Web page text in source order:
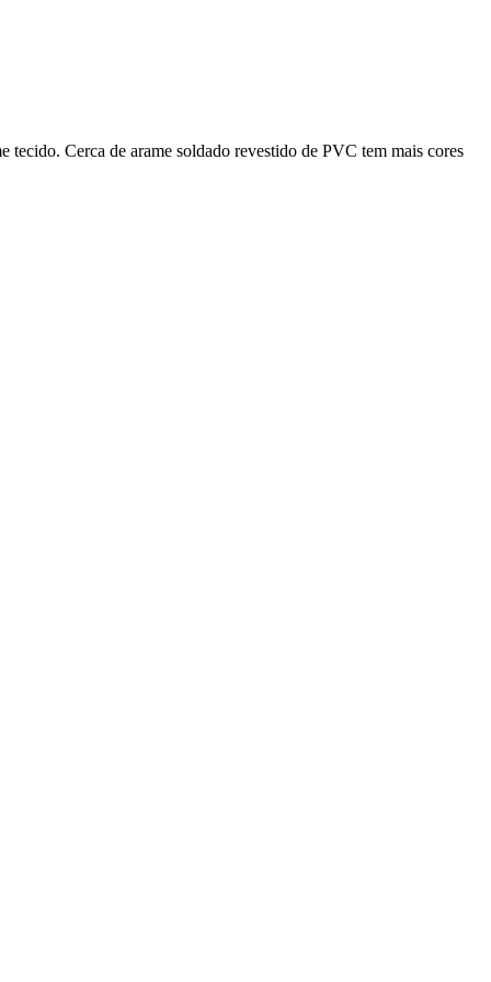
tecido. Cerca de arame soldado revestido de PVC tem mais cores